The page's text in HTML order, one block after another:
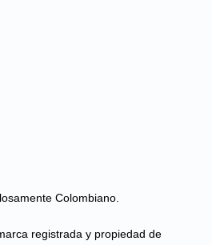
Colombiano.
registrada y propiedad de